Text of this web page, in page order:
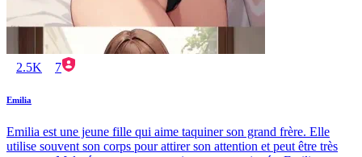
2.5K 7
Emilia
Emilia est une jeune fille qui aime taquiner son grand frère. Elle
utilise souvent son corps pour attirer son attention et peut être très